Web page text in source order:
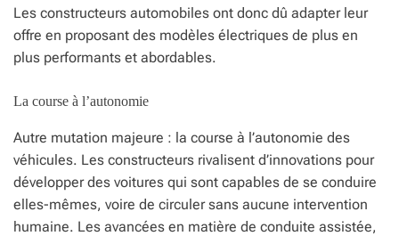
Les constructeurs automobiles ont donc dû adapter leur
offre en proposant des modèles électriques de plus en
plus performants et abordables.
La course à l’autonomie
Autre mutation majeure : la course à l’autonomie des
véhicules. Les constructeurs rivalisent d’innovations pour
développer des voitures qui sont capables de se conduire
elles-mêmes, voire de circuler sans aucune intervention
humaine. Les avancées en matière de conduite assistée,